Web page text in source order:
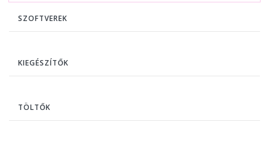
SZOFTVEREK
KIEGÉSZÍTŐK
TÖLTŐK